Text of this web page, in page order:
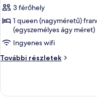
megtekintése:
Junior
szoba,
1
hálószobával,
kilátással
tengerre
3 férőhely
1 queen (nagyméretű)
(egyszemélyes ágy méret)
Ingyenes wifi
További részletek
Junior
kilátással